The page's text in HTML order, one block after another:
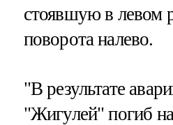
стоявшую в левом
поворота налево.
"В результате
"Жигулей" погиб